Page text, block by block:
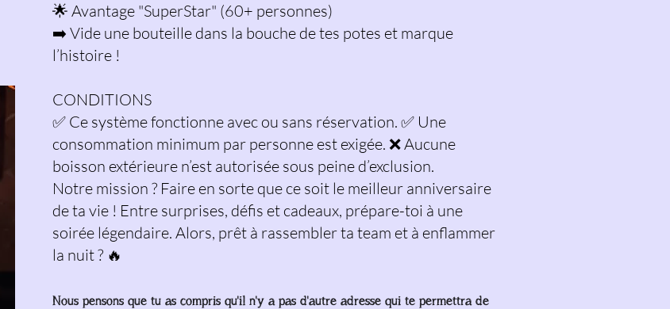
🌟 Avantage "SuperStar" (60+ personnes)
➡️ Vide une bouteille dans la bouche de tes potes et marque
l’histoire !
CONDITIONS
✅ Ce système fonctionne avec ou sans réservation. ✅ Une
consommation minimum par personne est exigée. ❌ Aucune
boisson extérieure n’est autorisée sous peine d’exclusion.
Notre mission ? Faire en sorte que ce soit le meilleur anniversaire
de ta vie ! Entre surprises, défis et cadeaux, prépare-toi à une
soirée légendaire. Alors, prêt à rassembler ta team et à enflammer
la nuit ? 🔥
Nous pensons que tu as compris qu'il n'y a pas d'autre adresse qui te permettra de